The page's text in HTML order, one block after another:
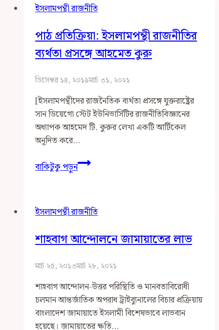
নিয়ে
মন্তব্য-
সমালোচনা
ইসলামপন্থী রাজনীতি
পাঠ প্রতিক্রিয়া: ইসলামপন্থী রাজনীতির
ব্যর্থতা প্রসঙ্গে আহমেত কুরু
ডিসেম্বর ১৪, ২০১৯মার্চ ৩১, ২০২১
[ইসলামপন্থীদের রাজনৈতিক ব্যর্থতা প্রসঙ্গে যুক্তরাষ্ট্রের
সান ডিয়েগো স্টেট ইউনিভার্সিটির রাজনীতিবিজ্ঞানের
অধ্যাপক আহমেদ টি. কুরুর লেখা একটি আর্টিকেল
অনূদিত করে…
বাকিটুকু পড়ুনপাঠ
প্রতিক্রিয়া:
ব্যর্থতা
আহমেত
ইসলামপন্থী রাজনীতি
শাহবাগ আন্দোলনে জামায়াতের লাভ
মার্চ ২৫, ২০১৩মার্চ ২৮, ২০২১
শাহবাগ আন্দোলন-উত্তর পরিস্থিতি ও মানবতাবিরোধী
চলমান আন্তর্জাতিক অপরাধ ট্রাইব্যুনালের বিচার প্রক্রিয়ায়
বাংলাদেশ জামায়াতে ইসলামী বিশেষভাবে লাভবান
হয়েছে। জামায়াতের ক্ষতি…